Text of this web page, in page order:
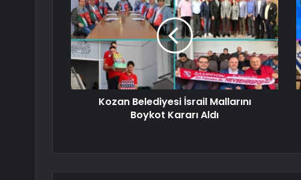
Kozan Belediyesi İsrail Mallarını
Boykot Kararı Aldı